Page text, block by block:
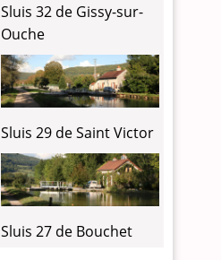
Sluis 32 de Gissy-sur-
Ouche
Sluis 29 de Saint Victor
Sluis 27 de Bouchet